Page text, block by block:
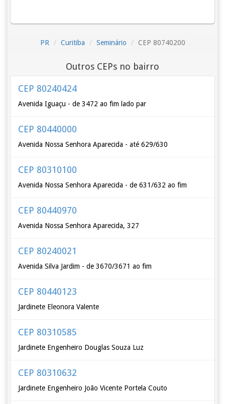
PR Curitiba Seminário CEP 80740200
Outros CEPs no bairro
CEP 80240424
Avenida Iguaçu - de 3472 ao fim lado par
CEP 80440000
Avenida Nossa Senhora Aparecida - até 629/630
CEP 80310100
Avenida Nossa Senhora Aparecida - de 631/632 ao fim
CEP 80440970
Avenida Nossa Senhora Aparecida, 327
CEP 80240021
Avenida Silva Jardim - de 3670/3671 ao fim
CEP 80440123
Jardinete Eleonora Valente
CEP 80310585
Jardinete Engenheiro Douglas Souza Luz
CEP 80310632
Jardinete Engenheiro João Vicente Portela Couto